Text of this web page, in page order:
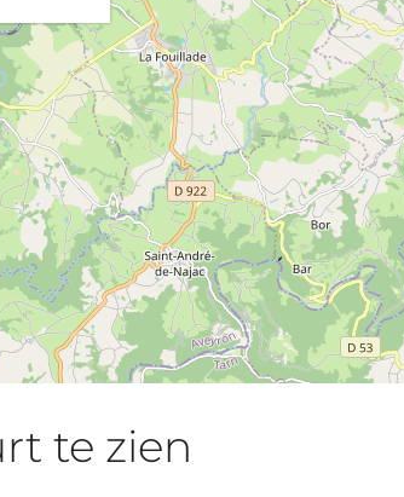
te zien